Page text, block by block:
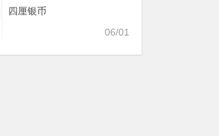
四厘银币
06/01